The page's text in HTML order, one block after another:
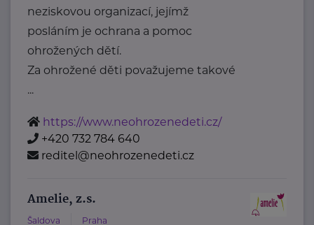
neziskovou organizací, jejímž
posláním je ochrana a pomoc
ohrožených dětí.
Za ohrožené děti považujeme takové
...
https://www.neohrozenedeti.cz/
+420 732 784 640
reditel@neohrozenedeti.cz
Amelie, z.s.
Šaldova Praha